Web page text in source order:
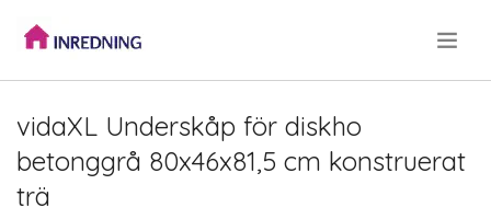
vidaXL Underskåp för diskho
betonggrå 80x46x81,5 cm konstruerat
trä